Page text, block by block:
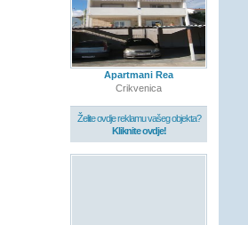
Apartmani Rea
Crikvenica
Želite ovdje reklamu vašeg objekta?
Kliknite ovdje!